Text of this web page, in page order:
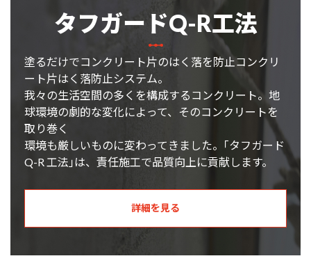
タフガードQ-R工法
塗るだけでコンクリート片のはく落を防止コンクリ
ート片はく落防止システム。
我々の生活空間の多くを構成するコンクリート。地
球環境の劇的な変化によって、そのコンクリートを
取り巻く
環境も厳しいものに変わってきました。｢タフガード
Q-R 工法｣は、責任施工で品質向上に貢献します。
詳細を見る